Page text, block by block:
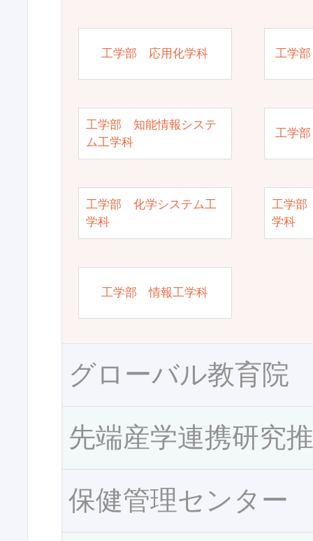
工学部 応用化学科 工学
工学部 知能情報システ
ム工学科
工学
工学部 化学システム工
学科
工学部
学科
工学部 情報工学科
グローバル教育院
先端産学連携研究
保健管理センター